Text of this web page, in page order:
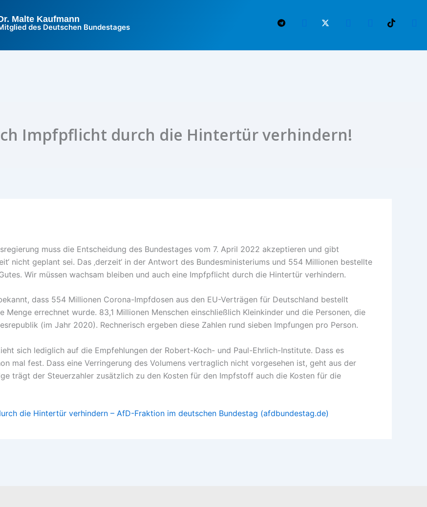
Malte Kaufmann
des Deutschen Bundestages
Impfpflicht durch die Hintertür verhindern!
muss die Entscheidung des Bundestages vom 7. April 2022 akzeptieren und gibt
nicht geplant sei. Das ‚derzeit‘ in der Antwort des Bundesministeriums und 554 Millionen bestellte
Wir müssen wachsam bleiben und auch eine Impfpflicht durch die Hintertür verhindern.
dass 554 Millionen Corona-Impfdosen aus den EU-Verträgen für Deutschland bestellt
errechnet wurde. 83,1 Millionen Menschen einschließlich Kleinkinder und die Personen, die
(im Jahr 2020). Rechnerisch ergeben diese Zahlen rund sieben Impfungen pro Person.
sich lediglich auf die Empfehlungen der Robert-Koch- und Paul-Ehrlich-Institute. Dass es
mal fest. Dass eine Verringerung des Volumens vertraglich nicht vorgesehen ist, geht aus der
trägt der Steuerzahler zusätzlich zu den Kosten für den Impfstoff auch die Kosten für die
die Hintertür verhindern – AfD-Fraktion im deutschen Bundestag (afdbundestag.de)